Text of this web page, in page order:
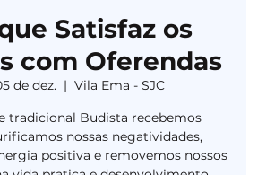
Satisfaz os
com Oferendas
de dez.
  |
Vila Ema - SJC
tradicional Budista recebemos
nossas negatividades,
positiva e removemos nossos